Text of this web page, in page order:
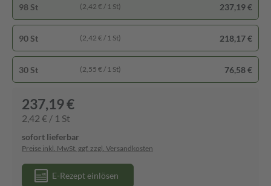
98 St (2,42 € / 1 St) 237,19 €
90 St (2,42 € / 1 St) 218,17 €
30 St (2,55 € / 1 St) 76,58 €
237,19 €
2,42 € / 1 St
sofort lieferbar
Preise inkl. MwSt. ggf. zzgl. Versandkosten
E-Rezept einlösen